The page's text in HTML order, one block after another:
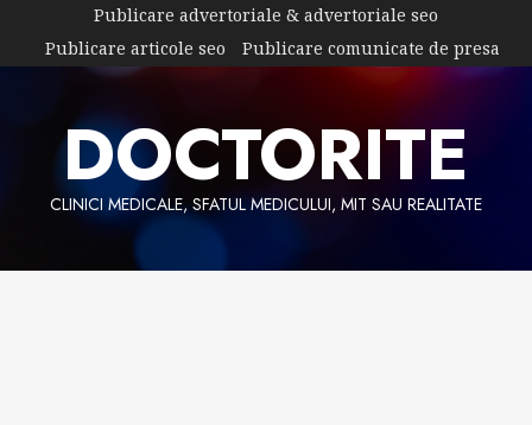
content
Publicare advertoriale & advertoriale seo
Publicare articole seo
Publicare comunicate de presa
DOCTORITE
CLINICI MEDICALE, SFATUL MEDICULUI, MIT SAU REALITATE